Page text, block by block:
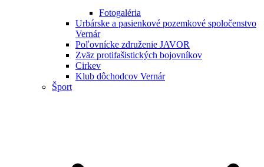
Fotogaléria
Urbárske a pasienkové pozemkové spoločenstvo
Vernár
Poľovnícke združenie JAVOR
Zväz protifašistických bojovníkov
Cirkev
Klub dôchodcov Vernár
Šport